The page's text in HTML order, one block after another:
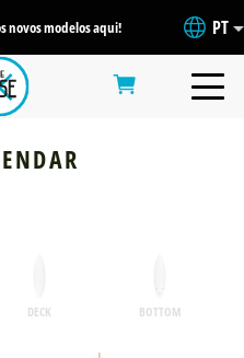
novos modelos aqui! PT
DECK BOTTOM